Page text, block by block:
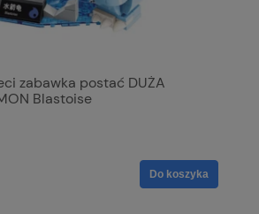
zabawka postać DUŻA
Blastoise
Do koszyka